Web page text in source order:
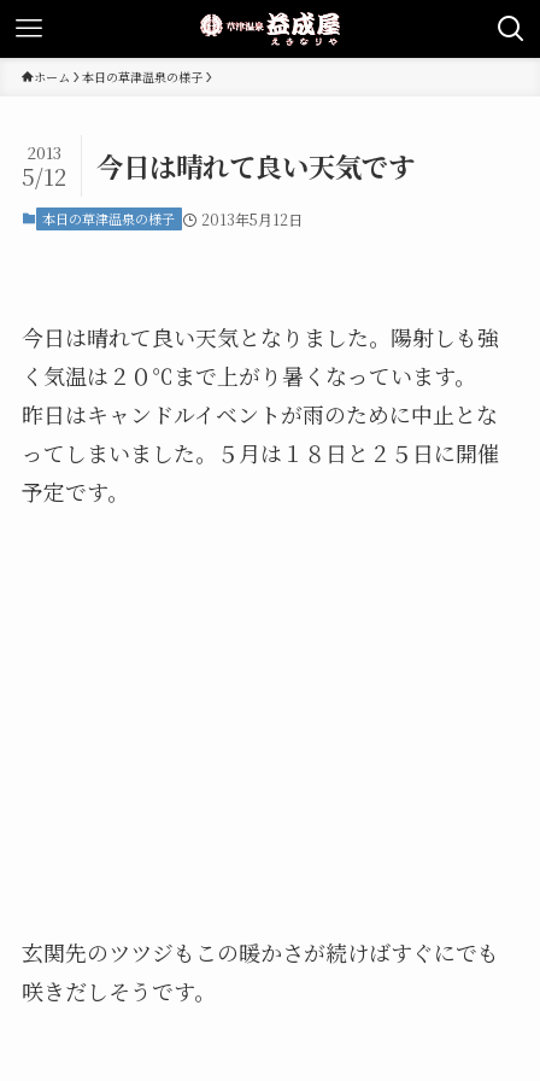
ホーム 本日の草津温泉の様子
今日は晴れて良い天気です
2013
5/12
本日の草津温泉の様子 2013年5月12日
今日は晴れて良い天気となりました。陽射しも強
く気温は２０℃まで上がり暑くなっています。
昨日はキャンドルイベントが雨のために中止とな
ってしまいました。５月は１８日と２５日に開催
予定です。
玄関先のツツジもこの暖かさが続けばすぐにでも
咲きだしそうです。